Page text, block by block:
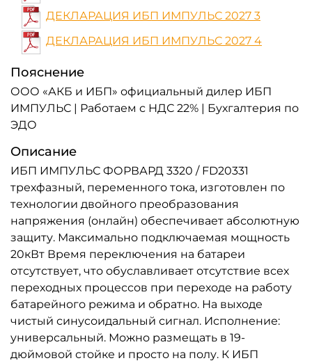
ДЕКЛАРАЦИЯ ИБП ИМПУЛЬС 2027 3
ДЕКЛАРАЦИЯ ИБП ИМПУЛЬС 2027 4
Пояснение
ООО «АКБ и ИБП» официальный дилер ИБП
ИМПУЛЬС | Работаем с НДС 22% | Бухгалтерия по
ЭДО
Описание
ИБП ИМПУЛЬС ФОРВАРД 3320 / FD20331
трехфазный, переменного тока, изготовлен по
технологии двойного преобразования
напряжения (онлайн) обеспечивает абсолютную
защиту. Максимально подключаемая мощность
20кВт Время переключения на батареи
отсутствует, что обуславливает отсутствие всех
переходных процессов при переходе на работу
батарейного режима и обратно. На выходе
чистый синусоидальный сигнал. Исполнение:
универсальный. Можно размещать в 19-
дюймовой стойке и просто на полу. К ИБП